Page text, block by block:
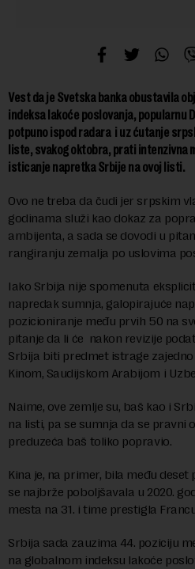
Vest da je Svetska banka obustavila
indeksa lakoće poslovanja, popularnu
potpuno ispod radara i uz ćutanje
liste, svakog oktobra, prati intenzivna
isticanje napretka Srbije na ovoj listi.
Ovo ne treba da čudi jer srpskim
godinama služi kao dokaz za
ambijenta, a sada se dovodi u
rangiranju zemalja po uslovima
Iako Srbija nije spomenuta
napredak sumnja, galopirajuće
pozicioniranje među prvih 50 na
pitanje da li će nakon revizije
Srbija biti predmet istrage
Kinom, Saudijskom Arabijom i
Naime, ove zemlje su, baš kao i
na listi, pa se sumnja da se pravni
preduzeća baš toliko popravio.
Kina je, na primer, bila među
se najbrže poboljšavala u 2020.
mesta na 31. i time prestigla
Srbija sada zauzima 44. poziciju
na globalnom indeksu lakoće